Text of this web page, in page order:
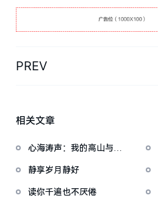
PREV
相关文章
心海涛声：我的高山与微
静享岁月静好
读你千遍也不厌倦